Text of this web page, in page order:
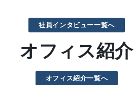
社員インタビュー一覧へ
オフィス紹介
オフィス紹介一覧へ